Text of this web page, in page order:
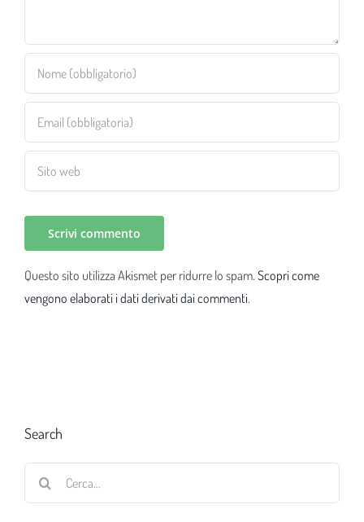
Questo sito utilizza Akismet per ridurre lo spam. Scopri come
vengono elaborati i dati derivati dai commenti.
Search